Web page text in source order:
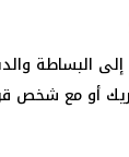
إلى البساطة
أو مع شخص